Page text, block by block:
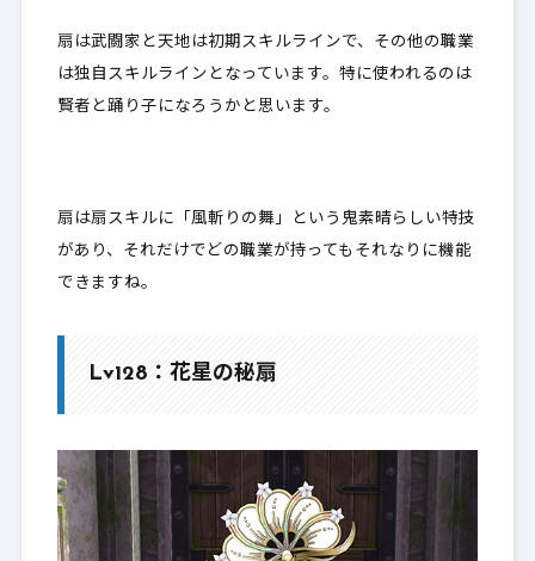
扇は武闘家と天地は初期スキルラインで、その他の職業
は独自スキルラインとなっています。特に使われるのは
賢者と踊り子になろうかと思います。
扇は扇スキルに「風斬りの舞」という鬼素晴らしい特技
があり、それだけでどの職業が持ってもそれなりに機能
できますね。
Lv128：花星の秘扇